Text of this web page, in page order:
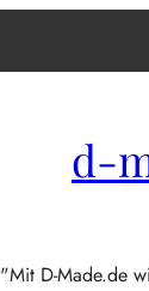
d-
"Mit D-Made.de